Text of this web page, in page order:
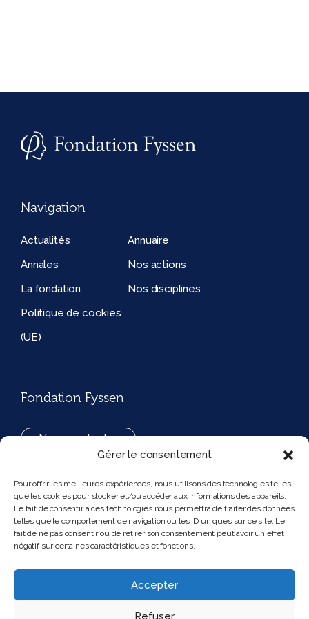
Gérer le consentement
Pour offrir les meilleures expériences, nous utilisons des technologies telles
que les cookies pour stocker et/ou accéder aux informations des appareils.
Le fait de consentir à ces technologies nous permettra de traiter des données
telles que le comportement de navigation ou les ID uniques sur ce site. Le
fait de ne pas consentir ou de retirer son consentement peut avoir un effet
négatif sur certaines caractéristiques et fonctions.
Accepter
Refuser
Navigation
Actualités
Annuaire
Annales
Nos actions
La fondation
Nos disciplines
Politique de cookies
(UE)
Fondation Fyssen
Nous contacter
194, rue de Rivoli 75001 Paris France
Nous suivre